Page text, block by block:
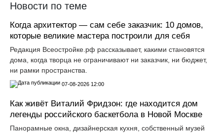
Новости по теме
Когда архитектор — сам себе заказчик: 10 домов,
которые великие мастера построили для себя
Редакция Всеостройке.рф рассказывает, какими становятся
дома, когда творца не ограничивают ни заказчик, ни бюджет,
ни рамки пространства.
07-08-2026 12:00
Как живёт Виталий Фридзон: где находится дом
легенды российского баскетбола в Новой Москве
Панорамные окна, дизайнерская кухня, собственный музей